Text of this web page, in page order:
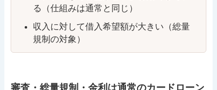
る（仕組みは通常と同じ）
収入に対して借入希望額が大きい（総量
規制の対象）
審査・総量規制・金利は通常のカードローン